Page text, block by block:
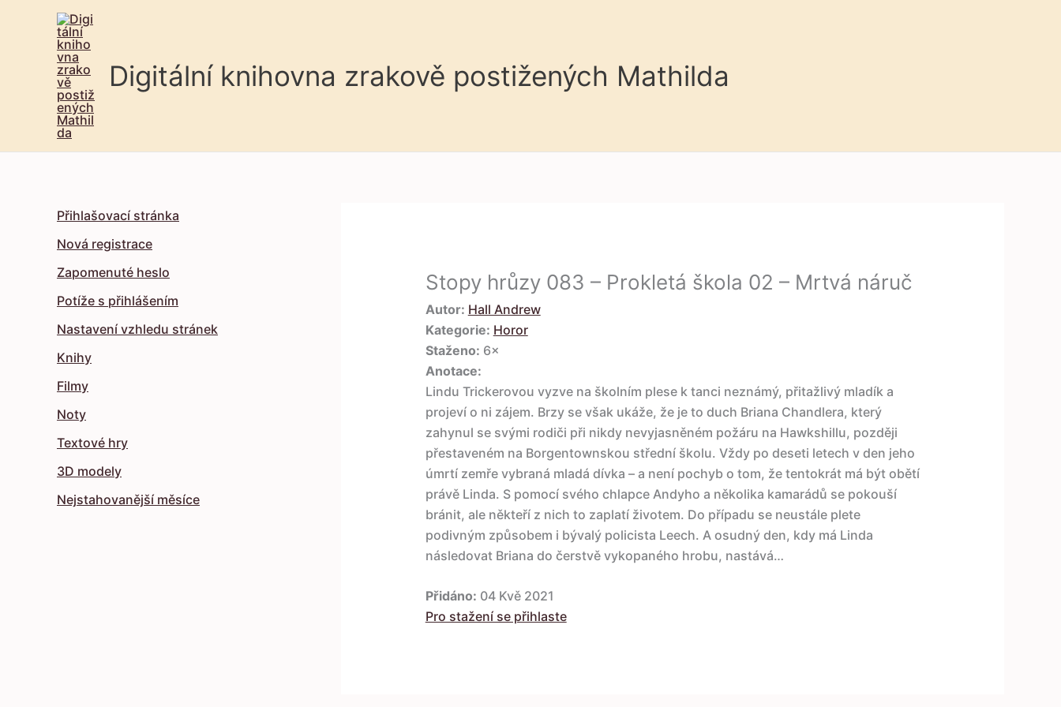
Digitální knihovna zrakově postižených Mathilda
Přihlašovací stránka
Nová registrace
Zapomenuté heslo
Potíže s přihlášením
Nastavení vzhledu stránek
Knihy
Filmy
Noty
Textové hry
3D modely
Nejstahovanější měsíce
Stopy hrůzy 083 – Prokletá škola 02 – Mrtvá náruč
Autor: Hall Andrew
Kategorie: Horor
Staženo: 6×
Anotace:
Lindu Trickerovou vyzve na školním plese k tanci neznámý, přitažlivý mladík a
projeví o ni zájem. Brzy se však ukáže, že je to duch Briana Chandlera, který
zahynul se svými rodiči při nikdy nevyjasněném požáru na Hawkshillu, později
přestaveném na Borgentownskou střední školu. Vždy po deseti letech v den jeho
úmrtí zemře vybraná mladá dívka – a není pochyb o tom, že tentokrát má být obětí
právě Linda. S pomocí svého chlapce Andyho a několika kamarádů se pokouší
bránit, ale někteří z nich to zaplatí životem. Do případu se neustále plete
podivným způsobem i bývalý policista Leech. A osudný den, kdy má Linda
následovat Briana do čerstvě vykopaného hrobu, nastává…
Přidáno: 04 Kvě 2021
Pro stažení se přihlaste